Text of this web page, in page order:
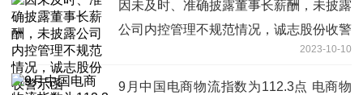
因未及时、准确披露董事长薪酬，未披露
公司内控管理不规范情况，诚志股份收警
2023-10-10
9月中国电商物流指数为112.3点 电商物